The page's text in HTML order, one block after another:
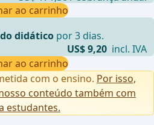
didático por 3 dias.
US$ 9,20 incl. IVA
ao carrinho
ao carrinho
com o ensino. Por isso,
conteúdo também com
estudantes.